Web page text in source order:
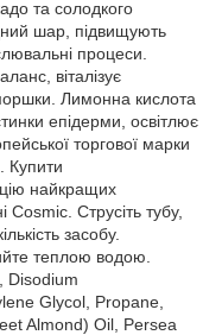
та солодкого
шар, підвищують
процеси.
віталізує
Лимонна кислота
епідерми, освітлює
торгової марки
Купити
найкращих
Cosmic. Струсіть тубу,
засобу.
теплою водою.
Disodium
Glycol, Propane,
Almond) Oil, Persea